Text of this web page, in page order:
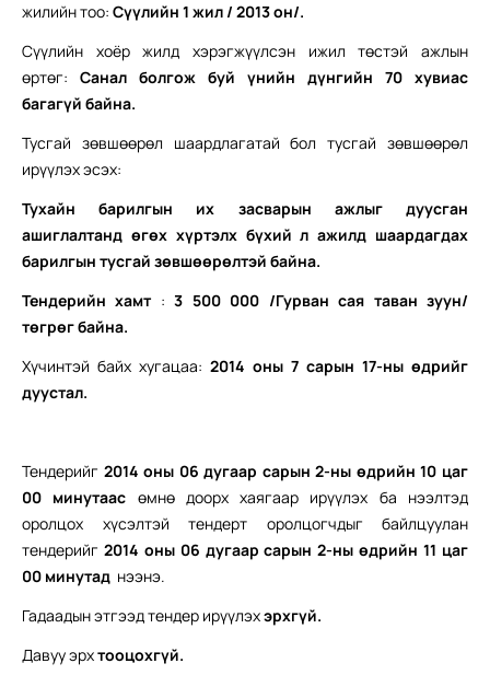
жилийн тоо: Сүүлийн 1 жил / 2013 он/.
Сүүлийн хоёр жилд хэрэгжүүлсэн ижил төстэй ажлын
өртөг: Санал болгож буй үнийн дүнгийн 70 хувиас
багагүй байна.
Тусгай зөвшөөрөл шаардлагатай бол тусгай зөвшөөрөл
ирүүлэх эсэх:
Тухайн барилгын их засварын ажлыг дуусган
ашиглалтанд өгөх хүртэлх бүхий л ажилд шаардагдах
барилгын тусгай зөвшөөрөлтэй байна.
Тендерийн хамт :3 500 000 /Гурван сая таван зуун/
төгрөг байна.
Хүчинтэй байх хугацаа: 2014 оны 7 сарын 17-ны өдрийг
дуустал.
Тендерийг 2014 оны 06 дугаар сарын 2-ны өдрийн 10 цаг
00 минутаас өмнө доорх хаягаар ирүүлэх ба нээлтэд
оролцох хүсэлтэй тендерт оролцогчдыг байлцуулан
тендерийг 2014 оны 06 дугаар сарын 2-ны өдрийн 11 цаг
00 минутад нээнэ.
Гадаадын этгээд тендер ирүүлэхэрхгүй.
Давуу эрхтооцохгүй.